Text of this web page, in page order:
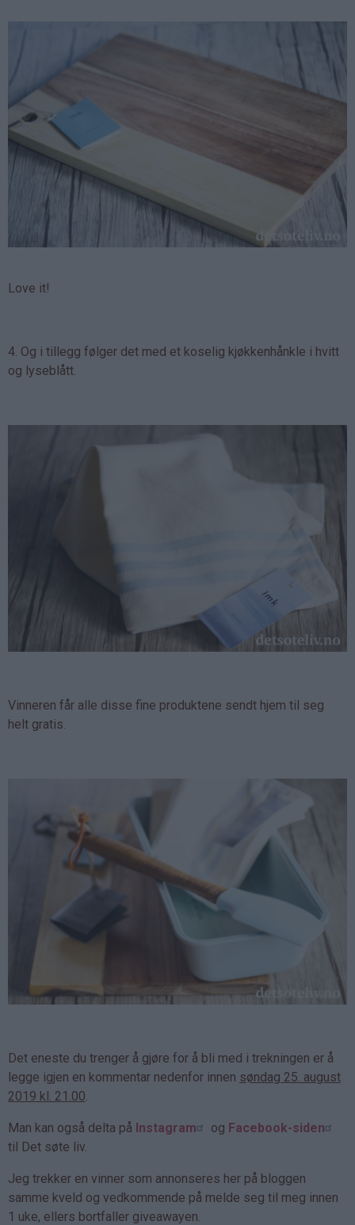
Love it!
4. Og i tillegg følger det med et koselig kjøkkenhånkle i hvitt
og lyseblått.
Vinneren får alle disse fine produktene sendt hjem til seg
helt gratis.
Det eneste du trenger å gjøre for å bli med i trekningen er å
legge igjen en kommentar nedenfor innen søndag 25. august
2019 kl. 21.00.
Man kan også delta på Instagram og Facebook-siden
til Det søte liv.
Jeg trekker en vinner som annonseres her på bloggen
samme kveld og vedkommende på melde seg til meg innen
1 uke, ellers bortfaller giveawayen.